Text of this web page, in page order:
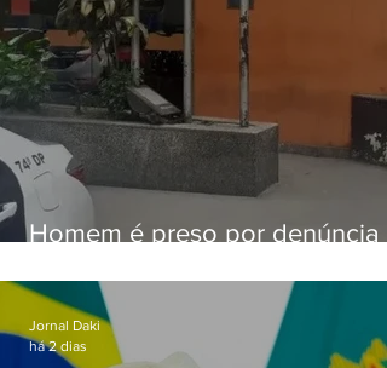
Homem é preso por denúncia
Alcântara
Jornal Daki
há 2 dias